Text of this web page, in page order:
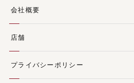
会社概要
店舗
プライバシーポリシー